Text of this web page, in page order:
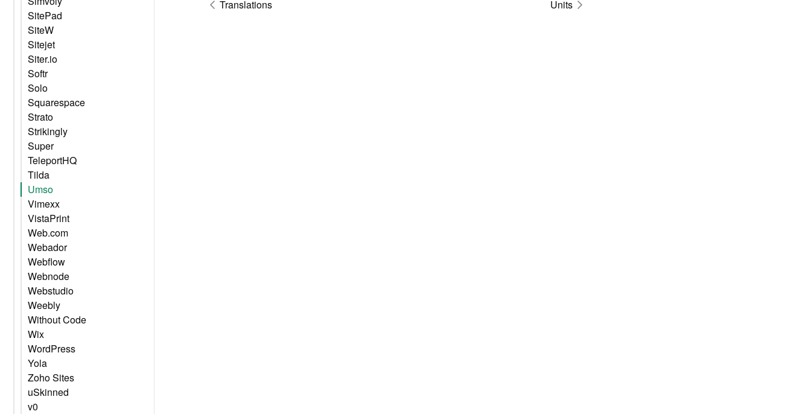
SitePad
SiteW
Sitejet
Siter.io
Softr
Solo
Squarespace
Strato
Strikingly
Super
TeleportHQ
Tilda
Umso
Vimexx
VistaPrint
Web.com
Webador
Webflow
Webnode
Webstudio
Weebly
Without Code
Wix
WordPress
Yola
Zoho Sites
uSkinned
v0
Translations Units